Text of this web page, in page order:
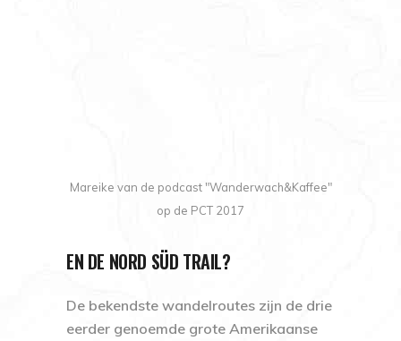
Mareike van de podcast "Wanderwach&Kaffee"
op de PCT 2017
EN DE NORD SÜD TRAIL?
De bekendste wandelroutes zijn de drie
eerder genoemde grote Amerikaanse